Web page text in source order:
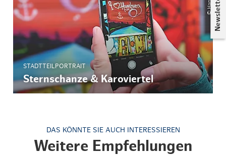
Newsletter
STADTTEILPORTRAIT
Sternschanze & Karoviertel
DAS KÖNNTE SIE AUCH INTERESSIEREN
Weitere Empfehlungen